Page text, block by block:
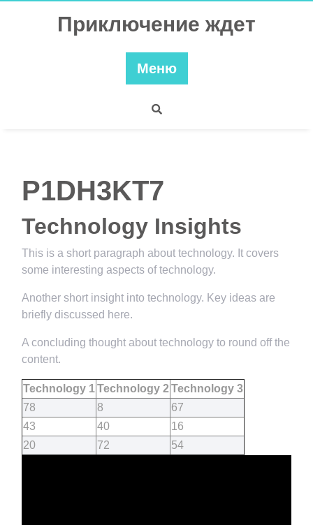
Приключение ждет
Меню
P1DH3KT7
Technology Insights
This is a short paragraph about technology. It covers
some interesting aspects of technology.
Another short insight into technology. Key ideas are
briefly discussed here.
A concluding thought about technology to round off the
content.
Technology 1Technology 2 Technology 3
78
8
67
43
40
16
20
72 54